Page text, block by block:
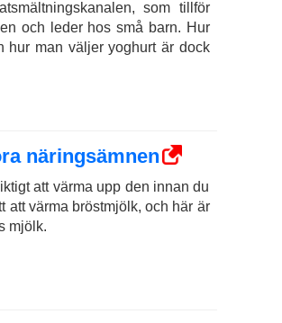
som tillför
och leder hos små barn. Hur
hur man väljer yoghurt är dock
näringsämnen
att värma upp den innan du
att värma bröstmjölk, och här är
mjölk.